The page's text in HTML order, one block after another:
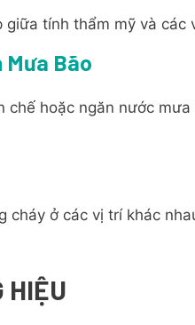
tính thẩm mỹ và
Mưa Bão
chế hoặc ngăn nước
cháy ở các vị trí khác
HIỆU